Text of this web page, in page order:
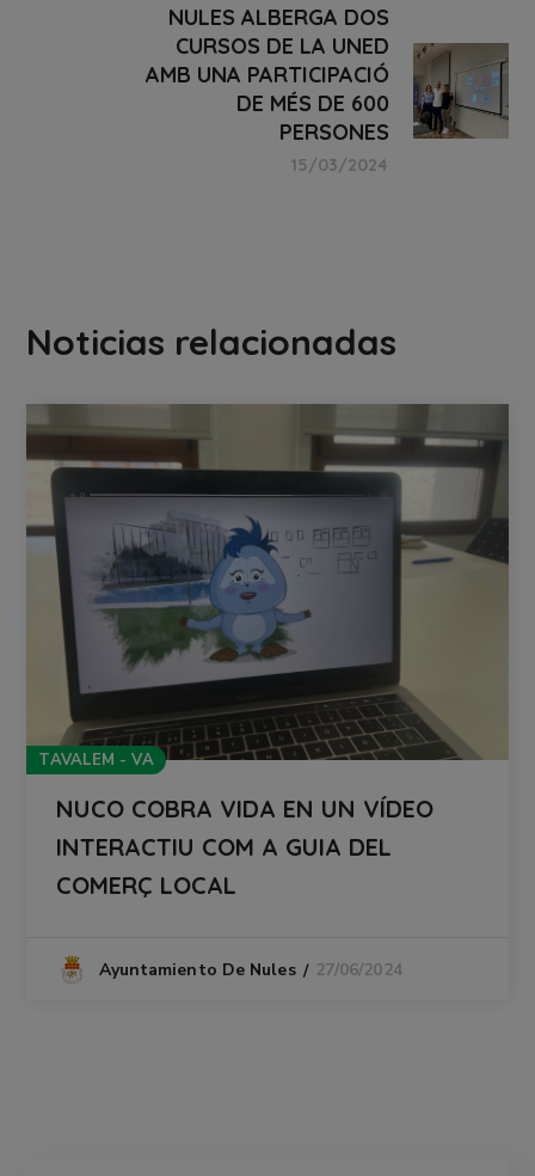
NULES ALBERGA DOS
CURSOS DE LA UNED
AMB UNA PARTICIPACIÓ
DE MÉS DE 600
PERSONES
15/03/2024
Noticias relacionadas
TAVALEM - VA
NUCO COBRA VIDA EN UN VÍDEO
INTERACTIU COM A GUIA DEL
COMERÇ LOCAL
Ayuntamiento De Nules 27/06/2024